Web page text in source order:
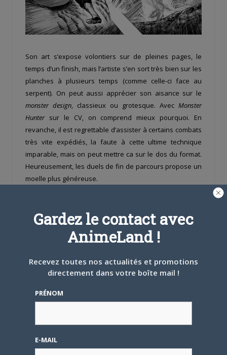
Son art s’expose volontiers sur de pleines pages, le
temps d’un finish, mais l’artiste s’en sort très bien sur les
planches à plusieurs temps (comme celle-ci face au
serpent). On peut aussi apprécier son aisance sur le
monster design, classieux ou grotesque. Avec Monster
Huntersur le CV, on comprend mieux pourquoi. En
revanche, il est regrettable d’assister à certains combats
très vite expédiés, la faute à cette ultime technique
imparable, mais on peut mettre ca sur le dos du format.
Heureusement, les duels de fin de parcours propose un
moelle plus généreuse.
Gardez le contact avec
AnimeLand !
Recevez toutes nos actualités et promotions
directement dans votre boîte mail !
PRÉNOM
E-MAIL